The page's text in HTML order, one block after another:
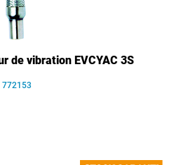
de vibration EVCYAC 3S
772153